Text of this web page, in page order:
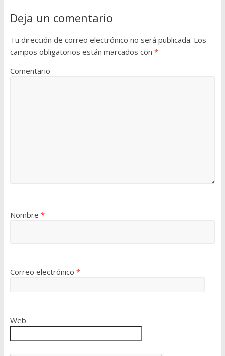
Deja un comentario
Tu dirección de correo electrónico no será publicada. Los
campos obligatorios están marcados con *
Comentario
Nombre *
Correo electrónico *
Web